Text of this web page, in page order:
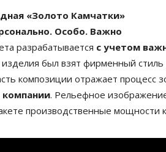
«Золото Камчатки»
Особо. Важно
разрабатывается с учетом
был взят фирменный стиль
композиции отражает процесс
компании. Рельефное
производственные мощности